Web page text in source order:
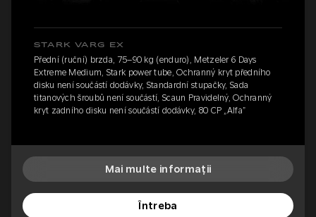
STARK VARG EX
Přední (ruční) brzda, 75–90 kg (enduro), Metzeler 6 Days
Extreme Medium, Stark power tube, Ochranný kryt předního
disku není součástí dodávky, Standardní stupačky, Sada
titanových šroubů není součástí, Scaun Pravidelný, Ochranný
kryt zadního disku není součástí dodávky, 80 CP „Alfa”
Mai multe informații
Întreba